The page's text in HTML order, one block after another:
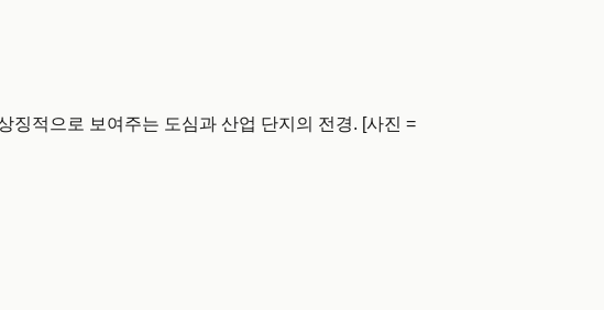
징적으로 보여주는 도심과 산업 단지의 전경. [사진 =